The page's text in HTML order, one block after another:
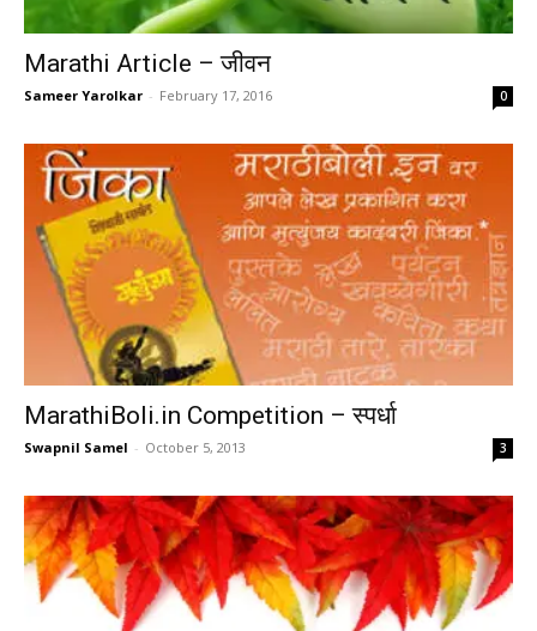
Marathi Article – जीवन
Sameer Yarolkar - February 17, 2016 0
MarathiBoli.in Competition – स्पर्धा
Swapnil Samel - October 5, 2013 3